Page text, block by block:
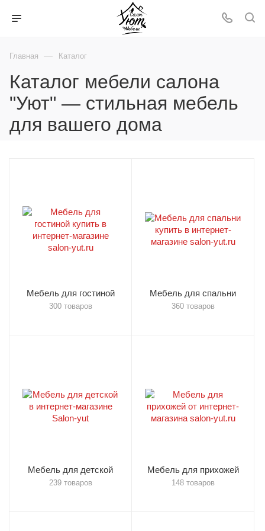
Главная — Каталог
Каталог мебели салона
"Уют" — стильная мебель
для вашего дома
Мебель для гостиной
300 товаров
Мебель для спальни
360 товаров
Мебель для детской
239 товаров
Мебель для прихожей
148 товаров